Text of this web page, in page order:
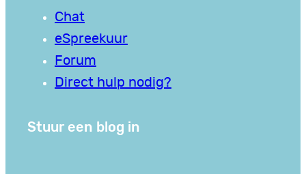
Chat
eSpreekuur
Forum
Direct hulp nodig?
Stuur een blog in